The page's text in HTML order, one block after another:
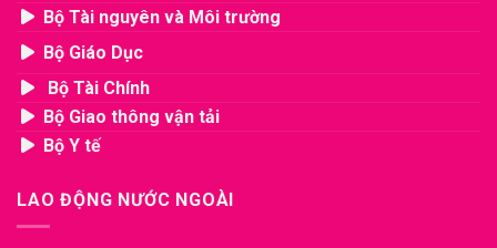
Bộ Tài nguyên và Môi trường
Bộ Giáo Dục
Bộ Tài Chính
Bộ Giao thông vận tải
Bộ Y tế
LAO ĐỘNG NƯỚC NGOÀI